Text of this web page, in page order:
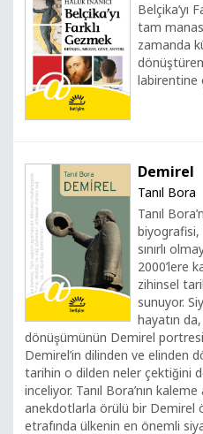
Belçika’yı
tam
zamanda
labirentine
Demirel
Tanıl Bora
Tanıl
biyografisi,
sınırlı
2000’lere
zihinsel
sunuyor.
hayatın
dönüşümünün Demirel
Demirel’in dilinden ve elinden
tarihin o dilden neler çektiğini
inceliyor. Tanıl Bora’nın
anekdotlarla örülü bir Demirel
etrafında ülkenin en önemli